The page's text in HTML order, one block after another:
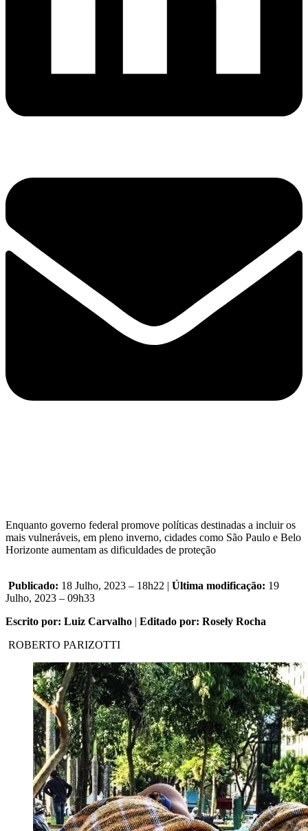
Enquanto governo federal promove políticas destinadas a incluir os
mais vulneráveis, em pleno inverno, cidades como São Paulo e Belo
Horizonte aumentam as dificuldades de proteção
Publicado: 18 Julho, 2023 – 18h22 | Última modificação: 19
Julho, 2023 – 09h33
Escrito por: Luiz Carvalho | Editado por: Rosely Rocha
ROBERTO PARIZOTTI